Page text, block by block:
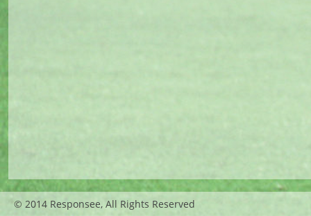
© 2014 Responsee, All Rights Reserved